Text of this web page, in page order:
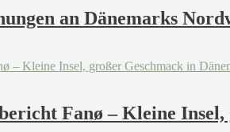
an Dänemarks
Fanø – Kleine